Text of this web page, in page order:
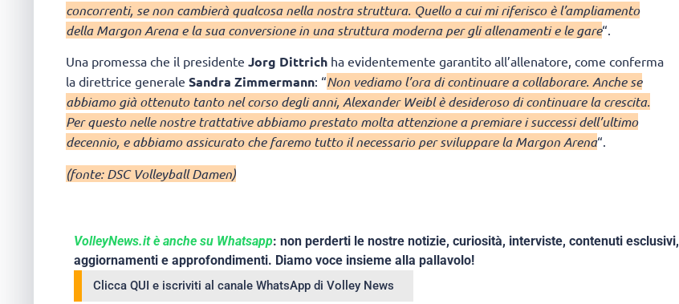
concorrenti, se non cambierà qualcosa nella nostra struttura. Quello a cui mi riferisco è l’ampliamento
della Margon Arena e la sua conversione in una struttura moderna per gli allenamenti e le gare“.
Una promessa che il presidente Jorg Dittrich ha evidentemente garantito all’allenatore, come conferma
la direttrice generale Sandra Zimmermann: “Non vediamo l’ora di continuare a collaborare. Anche se
abbiamo già ottenuto tanto nel corso degli anni, Alexander Weibl è desideroso di continuare la crescita.
Per questo nelle nostre trattative abbiamo prestato molta attenzione a premiare i successi dell’ultimo
decennio, e abbiamo assicurato che faremo tutto il necessario per sviluppare la Margon Arena“.
(fonte: DSC Volleyball Damen)
VolleyNews.it è anche su Whatsapp: non perderti le nostre notizie, curiosità, interviste, contenuti esclusivi,
aggiornamenti e approfondimenti. Diamo voce insieme alla pallavolo!
Clicca QUI e iscriviti al canale WhatsApp di Volley News